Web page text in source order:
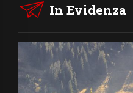
In Evidenza